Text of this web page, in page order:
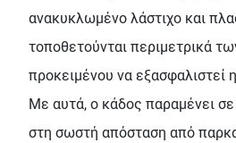
ανακυκλωμένο λάστιχο και
τοποθετούνται περιμετρικά
προκειμένου να εξασφαλιστεί
Με αυτά, ο κάδος παραμένει
στη σωστή απόσταση από